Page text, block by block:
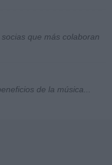
que más colaboran
de la música...